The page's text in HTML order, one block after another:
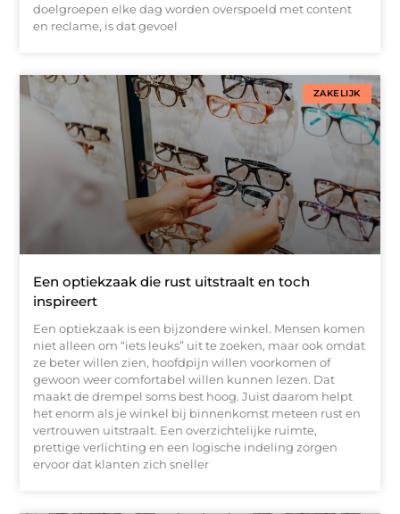
doelgroepen elke dag worden overspoeld met content
en reclame, is dat gevoel
ZAKELIJK
Een optiekzaak die rust uitstraalt en toch
inspireert
Een optiekzaak is een bijzondere winkel. Mensen komen
niet alleen om “iets leuks” uit te zoeken, maar ook omdat
ze beter willen zien, hoofdpijn willen voorkomen of
gewoon weer comfortabel willen kunnen lezen. Dat
maakt de drempel soms best hoog. Juist daarom helpt
het enorm als je winkel bij binnenkomst meteen rust en
vertrouwen uitstraalt. Een overzichtelijke ruimte,
prettige verlichting en een logische indeling zorgen
ervoor dat klanten zich sneller